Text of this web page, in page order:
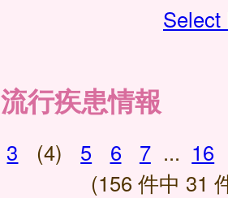
Select
流行疾患情報
3 (4) 5 6 7 ... 16
(156 件中 31